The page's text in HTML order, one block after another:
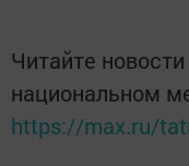
Читайте
национальном
https://max.ru/